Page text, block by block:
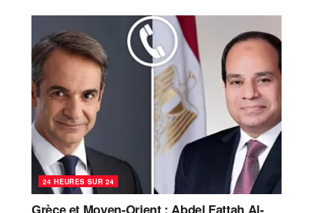
24 HEURES SUR 24
Grèce et Moyen-Orient : Abdel Fattah Al-